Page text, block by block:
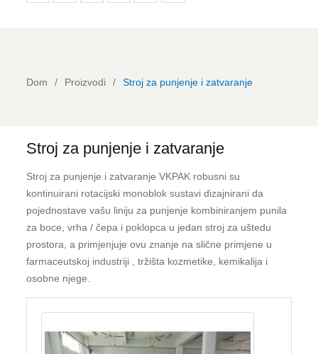
Dom Proizvodi Stroj za punjenje i zatvaranje
Stroj za punjenje i zatvaranje
Stroj za punjenje i zatvaranje VKPAK robusni su
kontinuirani rotacijski monoblok sustavi dizajnirani da
pojednostave vašu liniju za punjenje kombiniranjem punila
za boce, vrha / čepa i poklopca u jedan stroj za uštedu
prostora, a primjenjuje ovu znanje na slične primjene u
farmaceutskoj industriji , tržišta kozmetike, kemikalija i
osobne njege.